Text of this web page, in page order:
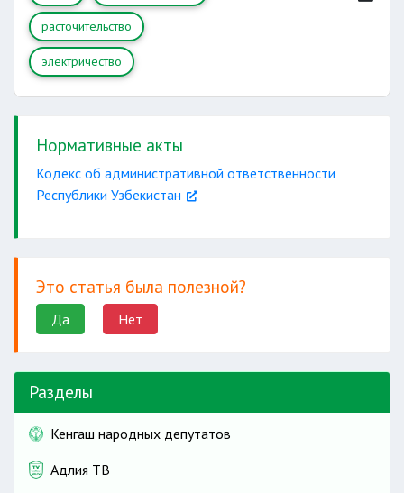
расточительство
электричество
Нормативные акты
Кодекс об административной ответственности
Республики Узбекистан
Это статья была полезной?
Да Нет
Разделы
Кенгаш народных депутатов
Адлия ТВ